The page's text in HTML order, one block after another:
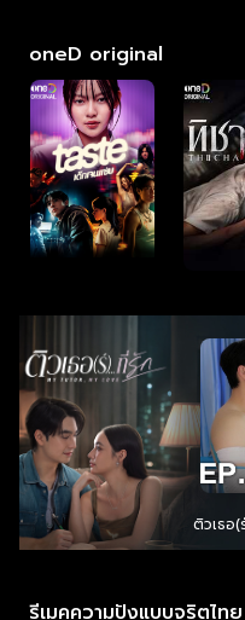
oneD original
ติวเธอ(
)...ที่รัก
รีเมคความปังแบบจริตไทย